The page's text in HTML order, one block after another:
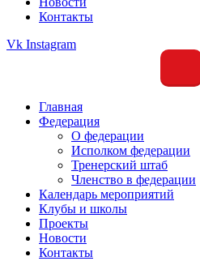
Контакты
Vk Instagram
Главная
Федерация
О федерации
Исполком федерации
Тренерский штаб
Членство в федерации
Календарь мероприятий
Клубы и школы
Проекты
Новости
Контакты